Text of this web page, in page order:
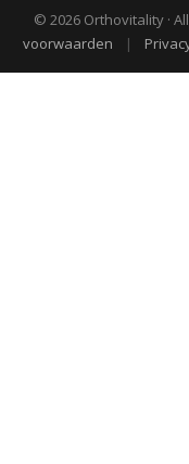
© 2026 Orthovitality ·
voorwaarden
|